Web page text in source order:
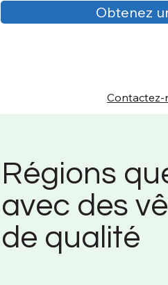
Obtenez
Contactez-
Régions
avec des
de qualité